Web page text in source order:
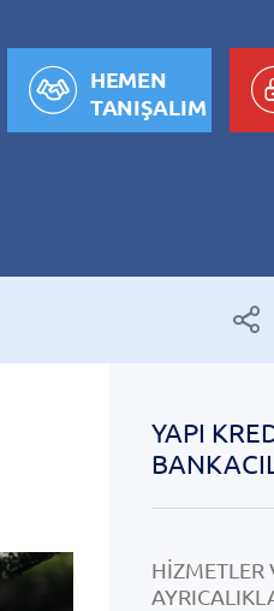
HEMEN
TANIŞALIM
YAPI
HİZMETLER